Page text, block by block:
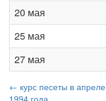
20 мая
25 мая
27 мая
← курс песеты в апреле
1994 года